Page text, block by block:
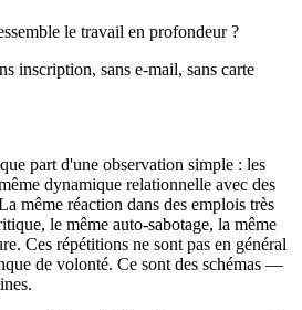
le travail en profondeur ?
inscription, sans e-mail, sans carte
part d'une observation simple : les
dynamique relationnelle avec des
même réaction dans des emplois très
le même auto-sabotage, la même
Ces répétitions ne sont pas en général
de volonté. Ce sont des schémas —